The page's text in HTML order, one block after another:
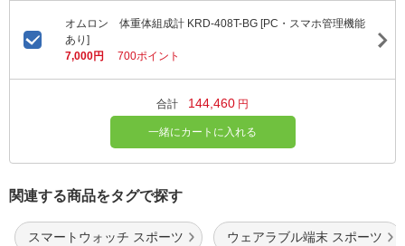
オムロン 体重体組成計 KRD-408T-BG [PC・スマホ管理機能
あり]
7,000円
700ポイント
合計 144,460 円
一緒にカートに入れる
関連する商品をタグで探す
スマートウォッチ スポーツ ウェアラブル端末 スポーツ